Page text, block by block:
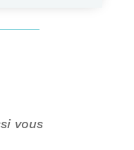
vous